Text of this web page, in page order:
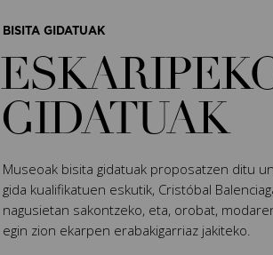
BISITA GIDATUAK
GIDATUAK
Museoak bisita gidatuak proposatzen ditu
gida kualifikatuen eskutik, Cristóbal
nagusietan sakontzeko, eta, orobat,
egin zion ekarpen erabakigarriaz jakiteko.